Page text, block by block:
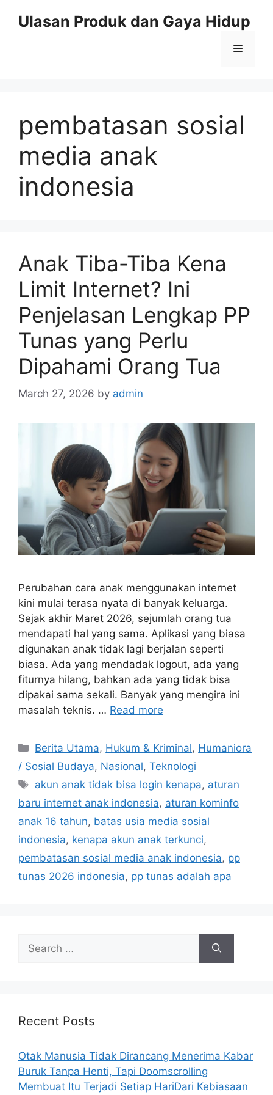
Ulasan Produk dan Gaya Hidup
Menu
pembatasan sosial
media anak
indonesia
Anak Tiba-Tiba Kena
Limit Internet? Ini
Penjelasan Lengkap PP
Tunas yang Perlu
Dipahami Orang Tua
March 27, 2026 by admin
Perubahan cara anak menggunakan internet
kini mulai terasa nyata di banyak keluarga.
Sejak akhir Maret 2026, sejumlah orang tua
mendapati hal yang sama. Aplikasi yang biasa
digunakan anak tidak lagi berjalan seperti
biasa. Ada yang mendadak logout, ada yang
fiturnya hilang, bahkan ada yang tidak bisa
dipakai sama sekali. Banyak yang mengira ini
masalah teknis. … Read more
C
a
e
g
o
r
i
s
Berita Utama, Hukum & Kriminal, Humaniora
/ Sosial Budaya, Nasional, Teknologi
T
a
s
akun anak tidak bisa login kenapa, aturan
baru internet anak indonesia, aturan kominfo
anak 16 tahun, batas usia media sosial
indonesia, kenapa akun anak terkunci,
pembatasan sosial media anak indonesia, pp
tunas 2026 indonesia, pp tunas adalah apa
h
r
:
Recent Posts
Otak Manusia Tidak Dirancang Menerima Kabar
Buruk Tanpa Henti, Tapi Doomscrolling
Membuat Itu Terjadi Setiap HariDari Kebiasaan